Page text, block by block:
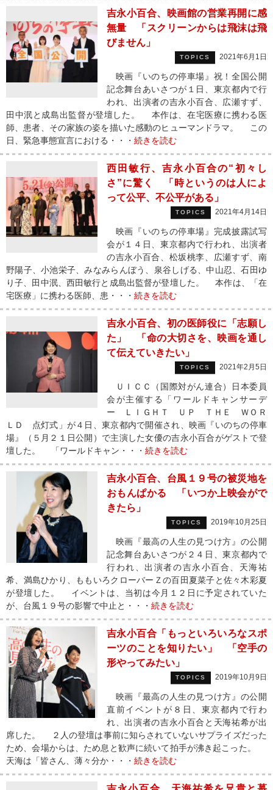
吉永小百合、映画館の営業再開に感
無量 「スクリーンからは飛沫は飛
びません」
TOPICS 2021年6月1日
映画『いのちの停車場』祝！全国公開
記念舞台あいさつが１日、東京都内で行
われ、出演者の吉永小百合、広瀬すず、
田中泯と成島出監督が登壇した。 本作は、在宅医療に携わる医
師、患者、その家族の姿を描いた感動のヒューマンドラマ。 この
日、緊急事態宣言における・・・ 続きを読む
西田敏行、吉永小百合の“初々し
さ”に驚く 「時というのは人によ
って公平、不公平がある」
TOPICS 2021年4月14日
映画『いのちの停車場』完成披露試写
会が１４日、東京都内で行われ、出演者
の吉永小百合、松坂桃李、広瀬すず、南
野陽子、小池栄子、みなみらんぼう、泉谷しげる、中山忍、石田ゆ
り子、田中泯、西田敏行と成島出監督が登壇した。 本作は、「在
宅医療」に携わる医師、患・・・ 続きを読む
吉永小百合、初の医師役に「志願し
た」 「命の大切さを、映画を通し
て伝えていきたい」
TOPICS 2021年2月5日
ＵＩＣＣ（国際対がん連合）日本委員
会が主催する「ワールドキャンサーデ
ー ＬＩＧＨＴ ＵＰ ＴＨＥ ＷＯＲ
ＬＤ 点灯式」が４日、東京都内で開催され、映画『いのちの停車
場』（５月２１日公開）で主演した女優の吉永小百合がゲストで登
壇した。 「ワールドキャン・・・ 続きを読む
吉永小百合、台風１９号の被災地を
おもんぱかる 「いつか上映会がで
きたら」
TOPICS 2019年10月25日
映画『最高の人生の見つけ方』の公開
記念舞台あいさつが２４日、東京都内で
行われ、出演者の吉永小百合、天海祐
希、満島ひかり、ももいろクローバーＺの百田夏菜子と佐々木彩夏
が登壇した。 イベントは、当初は今月１２日に予定されていた
が、台風１９号の影響で中止と・・・ 続きを読む
吉永小百合「もっといろいろなスポ
ーツのことを知りたい」 「空手の
形やってみたい」
TOPICS 2019年10月9日
映画『最高の人生の見つけ方』の公開
直前イベントが８日、東京都内で行わ
れ、出演者の吉永小百合と天海祐希が出
席した。 ２人の登壇は事前に知らされていないサプライズだった
ため、会場からは、ため息と歓声に続いて拍手が沸き起こった。
天海は「皆さん、薄々分か・・・ 続きを読む